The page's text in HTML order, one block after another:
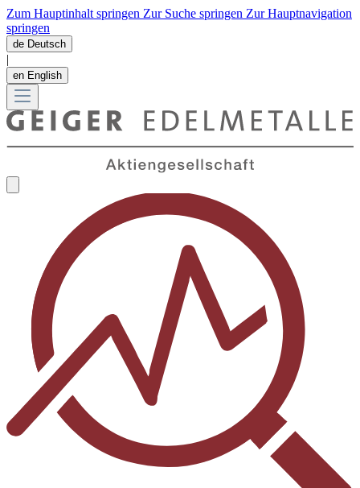
Zum Hauptinhalt springen Zur Suche springen Zur Hauptnavigation
springen
de Deutsch
|
en English